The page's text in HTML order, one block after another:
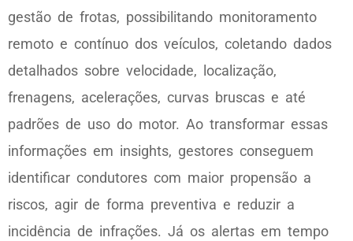
gestão de frotas, possibilitando monitoramento
remoto e contínuo dos veículos, coletando dados
detalhados sobre velocidade, localização,
frenagens, acelerações, curvas bruscas e até
padrões de uso do motor. Ao transformar essas
informações em insights, gestores conseguem
identificar condutores com maior propensão a
riscos, agir de forma preventiva e reduzir a
incidência de infrações. Já os alertas em tempo